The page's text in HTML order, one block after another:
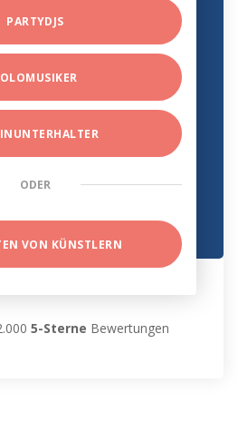
PARTYDJS
ODER
VON KÜNSTLERN
5-Sterne Bewertungen